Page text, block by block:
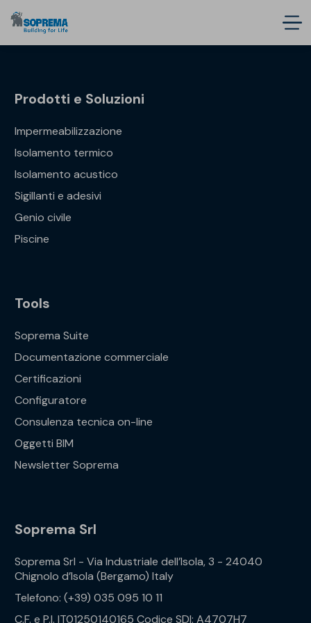
Prodotti e Soluzioni
Impermeabilizzazione
Isolamento termico
Isolamento acustico
Sigillanti e adesivi
Genio civile
Piscine
Tools
Soprema Suite
Documentazione commerciale
Certificazioni
Configuratore
Consulenza tecnica on-line
Oggetti BIM
Newsletter Soprema
Soprema Srl
Soprema Srl - Via Industriale dell’Isola, 3 - 24040
Chignolo d’Isola (Bergamo) Italy
Telefono: (+39) 035 095 10 11
C.F. e P.I. IT01250140165 Codice SDI: A4707H7